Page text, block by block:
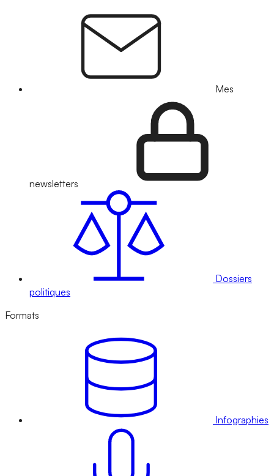
Mes
newsletters
Dossiers
politiques
Formats
Infographies